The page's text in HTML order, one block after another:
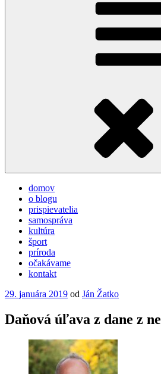
domov
o blogu
prispievatelia
samospráva
kultúra
šport
príroda
očakávame
kontakt
Publikované
29. januára 2019 od Ján Žatko
Daňová úľava z dane z